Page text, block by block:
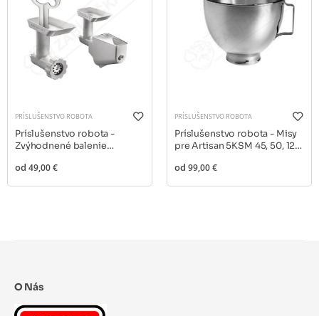
PRÍSLUŠENSTVO ROBOTA
Príslušenstvo robota -
Zvýhodnené balenie
ovocie a zeleninu
od 49,00 €
PRÍSLUŠENSTVO ROBOTA
Príslušenstvo robota - Misy
pre Artisan 5KSM 45, 50, 125,
od 99,00 €
O Nás